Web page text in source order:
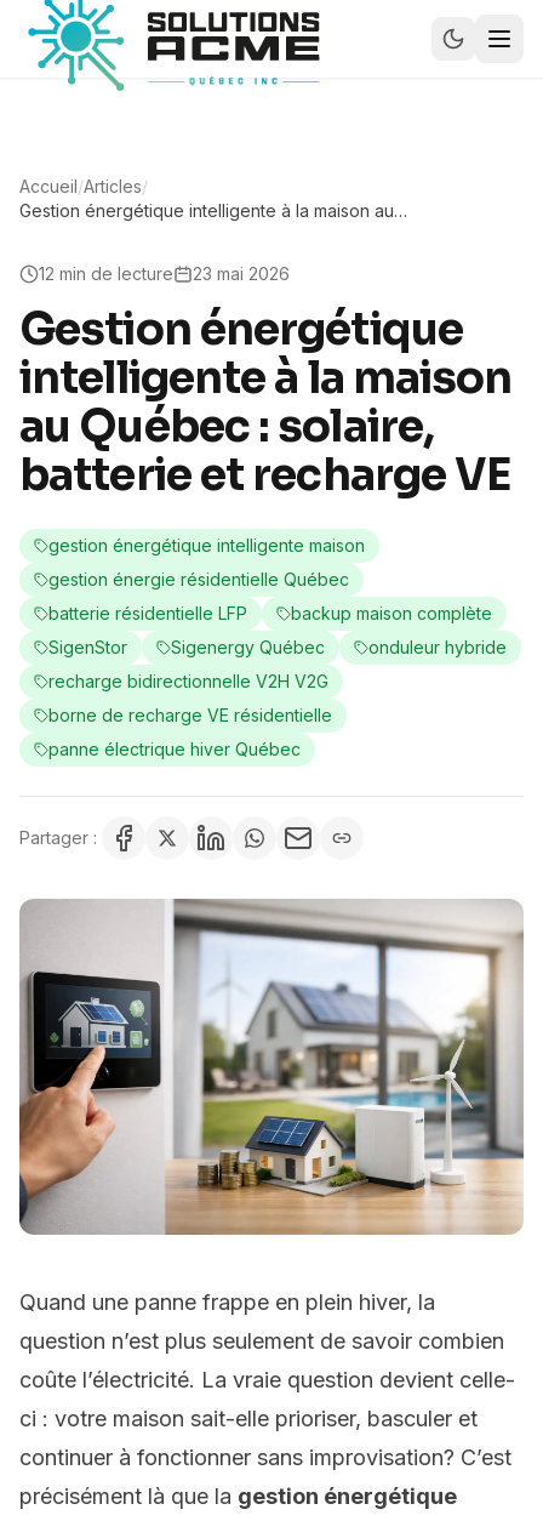
Accueil/Articles/
Gestion énergétique intelligente à la maison au
12 min de lecture 23 mai 2026
Gestion énergétique
intelligente à la maison
au Québec : solaire,
batterie et recharge VE
gestion énergétique intelligente maison
gestion énergie résidentielle Québec
batterie résidentielle LFP
backup maison complète
SigenStor
Sigenergy Québec
onduleur hybride
recharge bidirectionnelle V2H V2G
borne de recharge VE résidentielle
panne électrique hiver Québec
Partager :
Quand une panne frappe en plein hiver, la
question n’est plus seulement de savoir combien
coûte l’électricité. La vraie question devient celle-
ci : votre maison sait-elle prioriser, basculer et
continuer à fonctionner sans improvisation? C’est
précisément là que la gestion énergétique